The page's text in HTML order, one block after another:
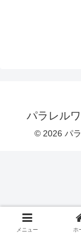
デミアはどん
まとめてみまし
パラレル
© 2026 パ
メニュー ホ